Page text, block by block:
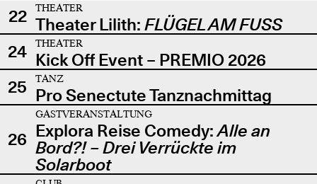
22
THEATER
Theater Lilith: FLÜGEL AM FUSS
24
THEATER
Kick Off Event – PREMIO 2026
25
TANZ
Pro Senectute Tanznachmittag
26
GASTVERANSTALTUNG
Explora Reise Comedy:Alle an
Bord?! – Drei Verrückte im
Solarboot